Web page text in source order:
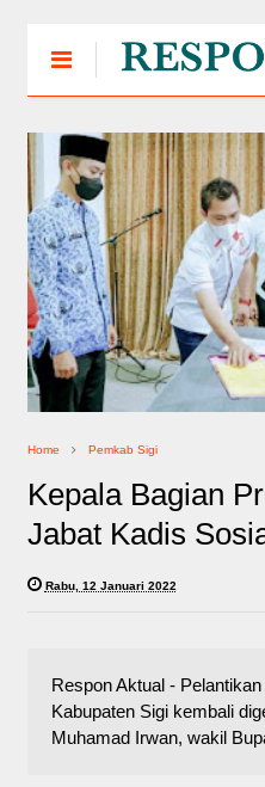
Home Pemkab Sigi
Kepala Bagian
Jabat Kadis
Rabu, 12 Januari 2022
Respon Aktual -
Kabupaten Sigi kembali
Muhamad Irwan, wakil